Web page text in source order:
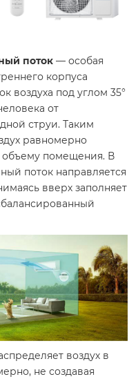
поток — особая
корпуса
воздуха под углом 35°
от
струи. Таким
равномерно
объему помещения. В
поток направляется
вверх заполняет
воздух в
не создавая